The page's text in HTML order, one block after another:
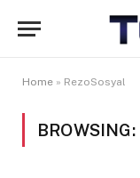
Home » RezoSosyal
BROWSING: